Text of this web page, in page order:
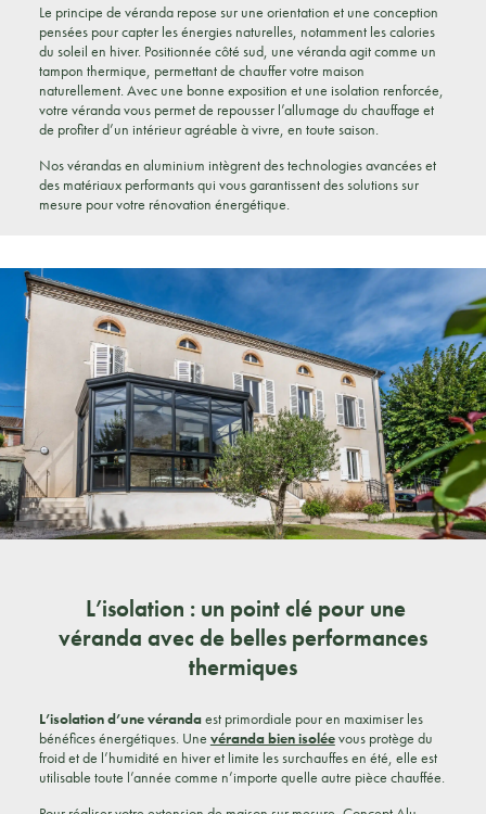
Le principe de véranda repose sur une orientation et une conception
pensées pour capter les énergies naturelles, notamment les calories
du soleil en hiver. Positionnée côté sud, une véranda agit comme un
tampon thermique, permettant de chauffer votre maison
naturellement. Avec une bonne exposition et une isolation renforcée,
votre véranda vous permet de repousser l’allumage du chauffage et
de profiter d’un intérieur agréable à vivre, en toute saison.
Nos vérandas en aluminium intègrent des technologies avancées et
des matériaux performants qui vous garantissent des solutions sur
mesure pour votre rénovation énergétique.
L’isolation : un point clé pour une
véranda avec de belles performances
thermiques
L’isolation d’une vérandaest primordiale pour en maximiser les
bénéfices énergétiques. Une véranda bien isoléevous protège du
froid et de l’humidité en hiver et limite les surchauffes en été, elle est
utilisable toute l’année comme n’importe quelle autre pièce chauffée.